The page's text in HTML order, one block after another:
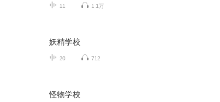
11 1.1万
妖精学校
20 712
怪物学校